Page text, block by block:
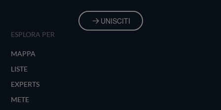
UNISCITI
ESPLORA PER
MAPPA
LISTE
EXPERTS
METE